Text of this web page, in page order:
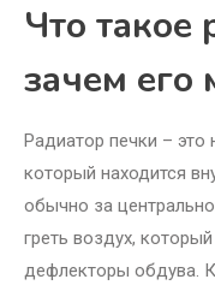
Что такое
зачем его
Радиатор печки –
который находится
обычно за
греть воздух,
дефлекторы обдува.